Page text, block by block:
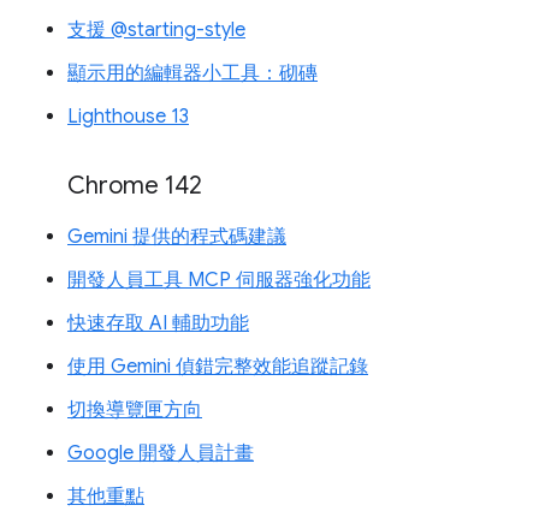
支援 @starting-style
顯示用的編輯器小工具：砌磚
Lighthouse 13
Chrome 142
Gemini 提供的程式碼建議
開發人員工具 MCP 伺服器強化功能
快速存取 AI 輔助功能
使用 Gemini 偵錯完整效能追蹤記錄
切換導覽匣方向
Google 開發人員計畫
其他重點